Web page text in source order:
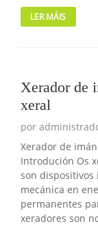
LER MÁIS
Xerador de
xeral
por
Xerador de
Introdución Os
son dispositivos
mecánica en
permanentes
xeradores son